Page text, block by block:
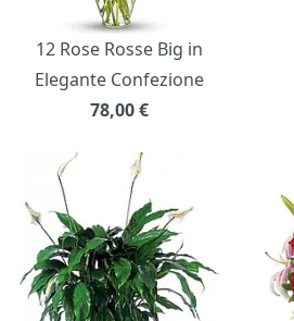
12 Rose Rosse Big in
Elegante Confezione
78,00€